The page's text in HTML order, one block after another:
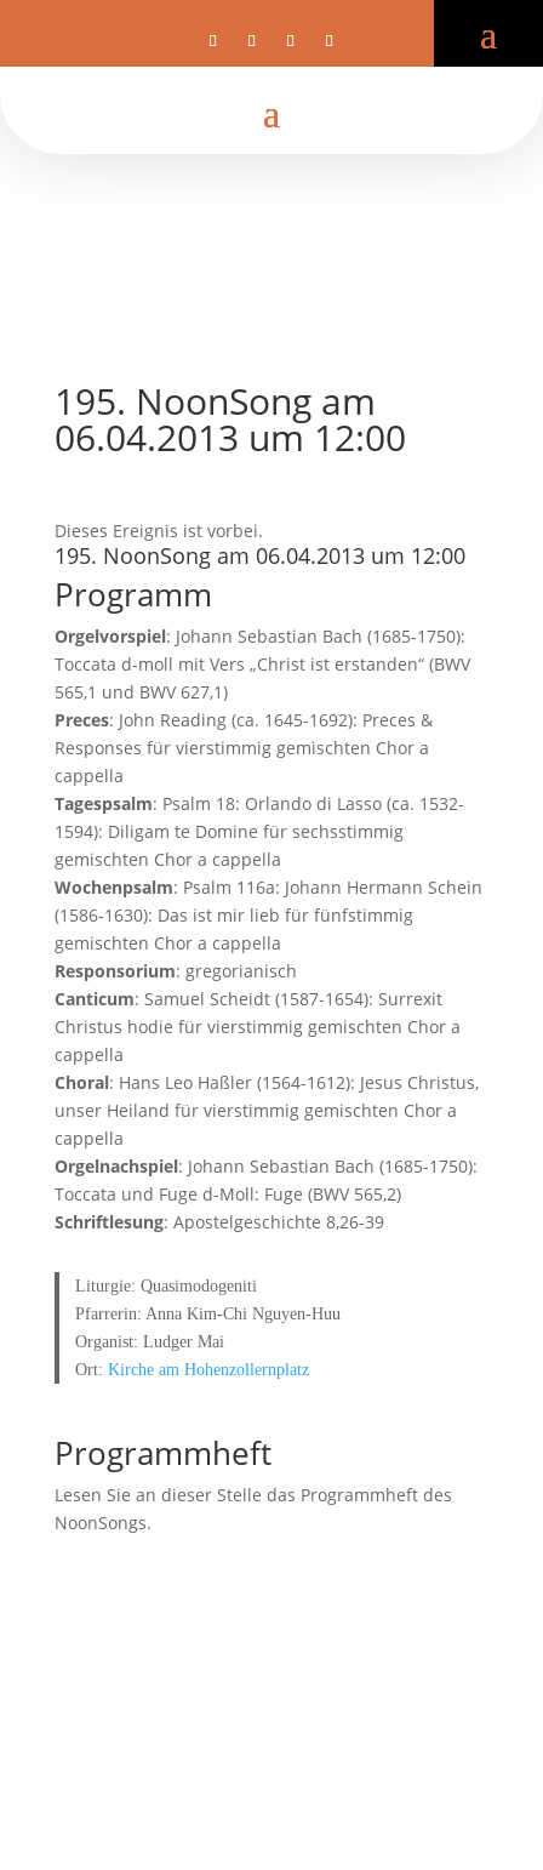
195. NoonSong am
06.04.2013 um 12:00
Dieses Ereignis ist vorbei.
195. NoonSong am 06.04.2013 um 12:00
Programm
Orgelvorspiel: Johann Sebastian Bach (1685-1750):
Toccata d-moll mit Vers „Christ ist erstanden“ (BWV
565,1 und BWV 627,1)
Preces: John Reading (ca. 1645-1692): Preces &
Responses für vierstimmig gemischten Chor a
cappella
Tagespsalm: Psalm 18: Orlando di Lasso (ca. 1532-
1594): Diligam te Domine für sechsstimmig
gemischten Chor a cappella
Wochenpsalm: Psalm 116a: Johann Hermann Schein
(1586-1630): Das ist mir lieb für fünfstimmig
gemischten Chor a cappella
Responsorium: gregorianisch
Canticum: Samuel Scheidt (1587-1654): Surrexit
Christus hodie für vierstimmig gemischten Chor a
cappella
Choral: Hans Leo Haßler (1564-1612): Jesus Christus,
unser Heiland für vierstimmig gemischten Chor a
cappella
Orgelnachspiel: Johann Sebastian Bach (1685-1750):
Toccata und Fuge d-Moll: Fuge (BWV 565,2)
Schriftlesung: Apostelgeschichte 8,26-39
Liturgie: Quasimodogeniti
Pfarrerin: Anna Kim-Chi Nguyen-Huu
Organist: Ludger Mai
Ort:Kirche am Hohenzollernplatz
Programmheft
Lesen Sie an dieser Stelle das Programmheft des
NoonSongs.